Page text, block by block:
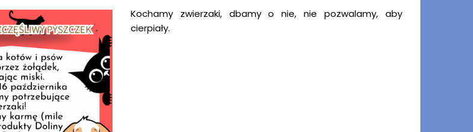
Kochamy zwierzaki, dbamy o nie, nie pozwalamy, aby
cierpiały.